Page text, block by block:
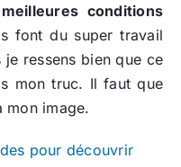
conditions
font du super travail
ressens bien que ce
mon truc. Il faut que
mon image.
pour découvrir